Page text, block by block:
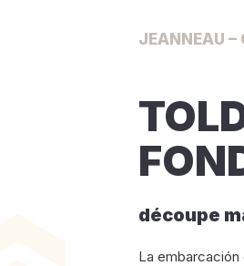
JEANNEAU –
découpe
La